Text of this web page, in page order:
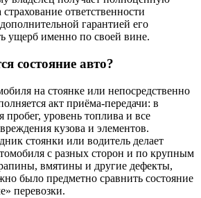
ответственности
гарантией его
ущерб именно по своей вине.
состояние авто?
на стоянке или непосредственно
акт приёма-передачи: в
пробег, уровень топлива и все
кузова и элементов.
стоянки или водитель делает
с разных сторон и по крупным
вмятины и другие дефекты,
было предметно сравнить состояние
перевозки.